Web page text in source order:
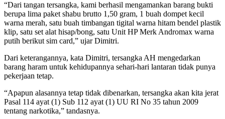
“Dari tangan tersangka, kami berhasil mengamankan barang bukti
berupa lima paket shabu brutto 1,50 gram, 1 buah dompet kecil
warna merah, satu buah timbangan tigital warna hitam bendel plastik
klip, satu set alat hisap/bong, satu Unit HP Merk Andromax warna
putih berikut sim card,” ujar Dimitri.
Dari keterangannya, kata Dimitri, tersangka AH mengedarkan
barang haram untuk kehidupannya sehari-hari lantaran tidak punya
pekerjaan tetap.
“Apapun alasannya tetap tidak dibenarkan, tersangka akan kita jerat
Pasal 114 ayat (1) Sub 112 ayat (1) UU RI No 35 tahun 2009
tentang narkotika,” tandasnya.